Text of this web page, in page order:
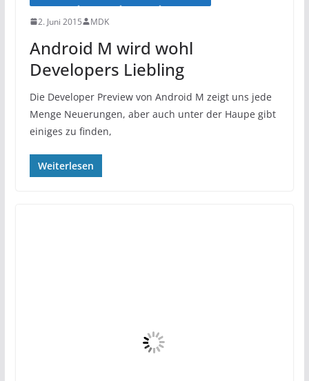
2. Juni 2015 MDK
Android M wird wohl
Developers Liebling
Die Developer Preview von Android M zeigt uns jede
Menge Neuerungen, aber auch unter der Haupe gibt
einiges zu finden,
Weiterlesen